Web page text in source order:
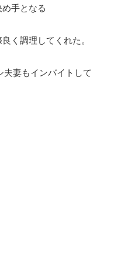
手となる
く調理してくれた。
妻もインバイトして